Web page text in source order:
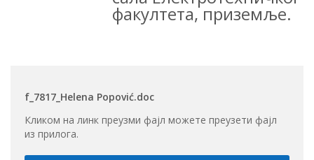
факултета, приземље.
f_7817_Helena Popović.doc
Кликом на линк преузми фајл можете преузети фајл
из прилога.